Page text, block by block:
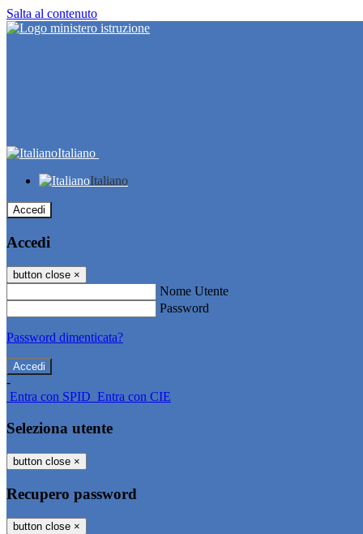
Salta al contenuto
Italiano
Italiano
Accedi
Accedi
button close ×
Nome Utente
Password
Password dimenticata?
-
Entra con SPID Entra con CIE
Seleziona utente
button close ×
Recupero password
button close ×